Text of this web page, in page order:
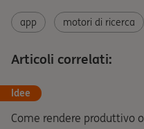
app motori di ricerca
Articoli correlati:
Idee
Come rendere produttivo